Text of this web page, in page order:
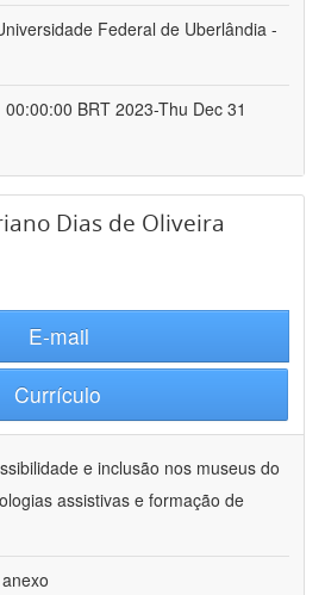
Federal de Uberlândia -
BRT 2023-Thu Dec 31
Dias de Oliveira
E-mail
Currículo
e inclusão nos museus do
assistivas e formação de